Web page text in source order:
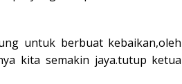
untuk berbuat kebaikan,oleh
kita semakin jaya.tutup ketua